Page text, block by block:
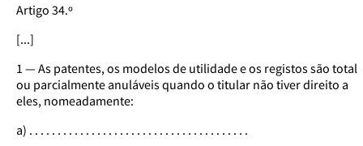
Artigo 34.º
[...]
1 — As patentes, os modelos de utilidade e os registos são total
ou parcialmente anuláveis quando o titular não tiver direito a
eles, nomeadamente:
a) . . . . . . . . . . . . . . . . . . . . . . . . . . . . . . . . . . . . . . .